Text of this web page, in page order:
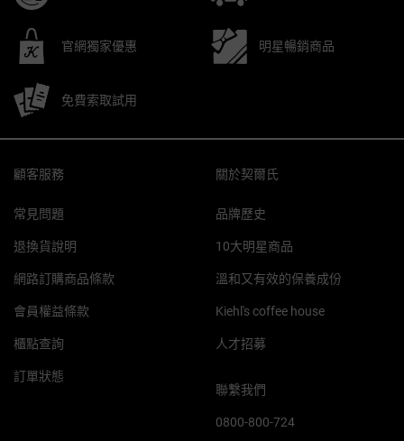
官網獨家優惠 明星暢銷商品
免費索取試用
顧客服務
常見問題
退換貨說明
網路訂購商品條款
會員權益條款
櫃點查詢
訂單狀態
關於契爾氏
品牌歷史
10大明星商品
溫和又有效的保養成份
Kiehl's coffee house
人才招募
聯繫我們
0800-800-724